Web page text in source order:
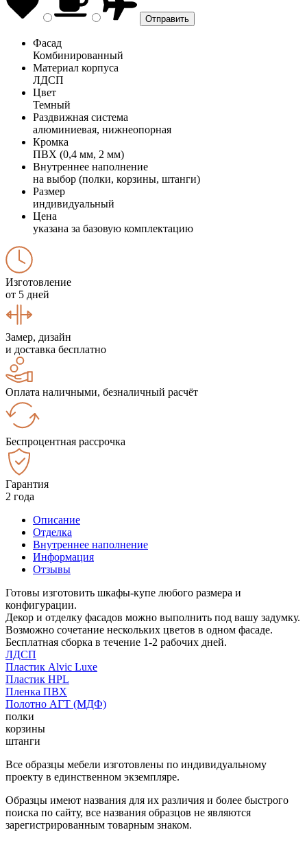
Фасад
Комбинированный
Материал корпуса
ЛДСП
Цвет
Темный
Раздвижная система
алюминиевая, нижнеопорная
Кромка
ПВХ (0,4 мм, 2 мм)
Внутреннее наполнение
на выбор (полки, корзины, штанги)
Размер
индивидуальный
Цена
указана за базовую комплектацию
Изготовление
от 5 дней
Замер, дизайн
и доставка бесплатно
Оплата наличными, безналичный расчёт
Беспроцентная рассрочка
Гарантия
2 года
Описание
Отделка
Внутреннее наполнение
Информация
Отзывы
Готовы изготовить шкафы-купе любого размера и
конфигурации.
Декор и отделку фасадов можно выполнить под вашу задумку.
Возможно сочетание нескольких цветов в одном фасаде.
Бесплатная сборка в течение 1-2 рабочих дней.
ЛДСП
Пластик Alvic Luxe
Пластик HPL
Пленка ПВХ
Полотно АГТ (МДФ)
полки
корзины
штанги
Все образцы мебели изготовлены по индивидуальному
проекту в единственном экземпляре.
Образцы имеют названия для их различия и более быстрого
поиска по сайту, все названия образцов не являются
зарегистрированным товарным знаком.